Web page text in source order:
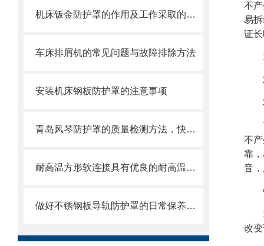
机床钣金防护罩的作用及工作采取的方法
车床排屑机的常见问题与故障排除方法
安装机床钢板防护罩的注意事项
青岛风琴防护罩的质量检测方法，快来收藏了
耐高温方形软连接具有优良的耐高温、耐腐蚀和密封性能
做好不锈钢板导轨防护罩的日常保养维护，也是刻不容缓的工作
不
易
证
不
靠
音
改